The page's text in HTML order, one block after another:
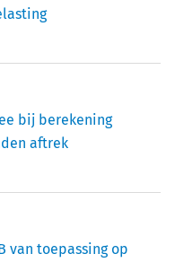
bij berekening
aftrek
van toepassing op